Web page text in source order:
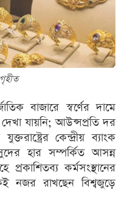
বাজারে স্বর্ণের দামে
যায়নি; আউন্সপ্রতি দর
কেন্দ্রীয় ব্যাংক
হার সম্পর্কিত আসন্ন
প্রকাশিতব্য কর্মসংস্থানের
নজর রাখছেন বিশ্বজুড়ে